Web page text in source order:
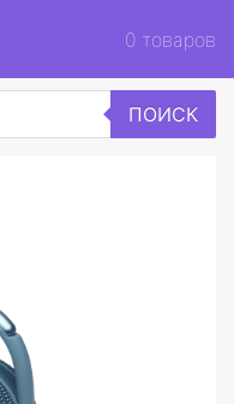
0 товаров
ПОИСК